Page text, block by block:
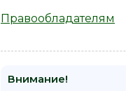
Правообладателям
Внимание!